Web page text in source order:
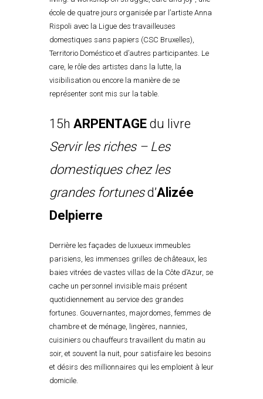
école de quatre jours organisée par l’artiste Anna
Rispoli avec la Ligue des travailleuses
domestiques sans papiers (CSC Bruxelles),
Territorio Doméstico et d’autres participantes. Le
care, le rôle des artistes dans la lutte, la
visibilisation ou encore la manière de se
représenter sont mis sur la table.
15h ARPENTAGE du livre
Servir les riches – Les
domestiques chez les
grandes fortunes d’Alizée
Delpierre
Derrière les façades de luxueux immeubles
parisiens, les immenses grilles de châteaux, les
baies vitrées de vastes villas de la Côte d’Azur, se
cache un personnel invisible mais présent
quotidiennement au service des grandes
fortunes. Gouvernantes, majordomes, femmes de
chambre et de ménage, lingères, nannies,
cuisiniers ou chauffeurs travaillent du matin au
soir, et souvent la nuit, pour satisfaire les besoins
et désirs des millionnaires qui les emploient à leur
domicile.